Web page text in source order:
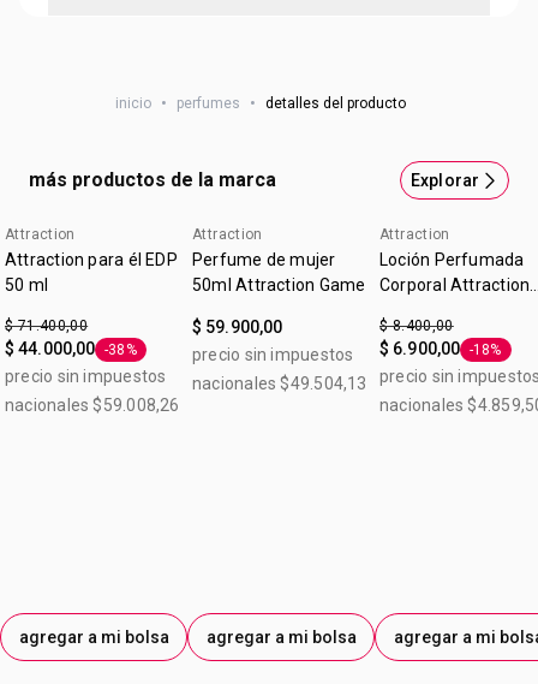
que deja tu piel perfumada e hidratada durante todo el
perfume Attraction para que tu aroma se intensifique
siguiendo tu propio estilo. Loción perfumada para el
inicio • perfumes • detalles del producto
más productos de la marca Explorar
Attraction
Attraction para él EDP
50 ml
$ 71.400,00
$ 44.000,00 Etiqueta -38%
-38%
precio sin impuestos
nacionales $59.008,26
agregar a mi bolsa
Attraction
Perfume de mujer
50ml Attraction Game
$ 59.900,00
precio sin impuestos
nacionales $49.504,13
agregar a mi bolsa
Attraction
Loción Perfumada
Corporal Attraction
$ 8.400,00
$ 6.900,00 Etiqueta -
-18%
precio sin
nacionales
agregar a mi